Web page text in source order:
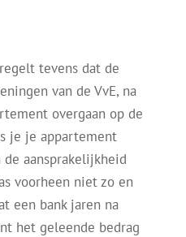
tevens dat de
van de VvE, na
overgaan op de
je je appartement
aansprakelijkheid
voorheen niet zo en
een bank jaren na
het geleende bedrag